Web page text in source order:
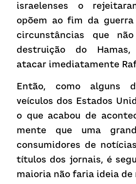
israelenses o
opõem ao fim da
circunstâncias que
destruição do
atacar imediatamente
Então, como alguns
veículos dos Estados
o que acabou de
mente que uma
consumidores de
títulos dos jornais, é
maioria não faria ideia de